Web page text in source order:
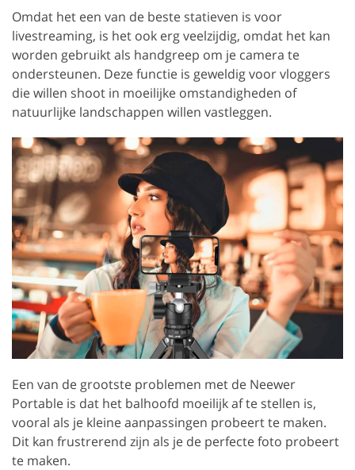
Omdat het een van de beste statieven is voor
livestreaming, is het ook erg veelzijdig, omdat het kan
worden gebruikt als handgreep om je camera te
ondersteunen. Deze functie is geweldig voor vloggers
die willen shoot in moeilijke omstandigheden of
natuurlijke landschappen willen vastleggen.
Een van de grootste problemen met de Neewer
Portable is dat het balhoofd moeilijk af te stellen is,
vooral als je kleine aanpassingen probeert te maken.
Dit kan frustrerend zijn als je de perfecte foto probeert
te maken.